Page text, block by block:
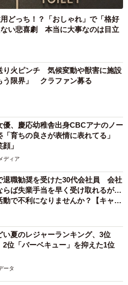
どっち！？「おしゃれ」で「格好
い悲喜劇 本当に大事なのは目立
り火ピンチ 気候変動や獣害に施設
う限界」 クラファン募る
優、慶応幼稚舎出身CBCアナのノー
「育ちの良さが表情に表れてる」
」
ディア
退職勧奨を受けた30代会社員 会社
らば失業手当を早く受け取れるが…
動で不利になりませんか？【キャリ
ーが解説】
い夏のレジャーランキング、3位
2位「バーベキュー」を抑えた1位
ータ